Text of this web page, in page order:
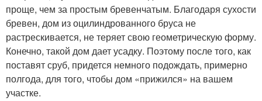
проще, чем за простым бревенчатым. Благодаря сухости
бревен, дом из оцилиндрованного бруса не
растрескивается, не теряет свою геометрическую форму.
Конечно, такой дом дает усадку. Поэтому после того, как
поставят сруб, придется немного подождать, примерно
полгода, для того, чтобы дом «прижился» на вашем
участке.